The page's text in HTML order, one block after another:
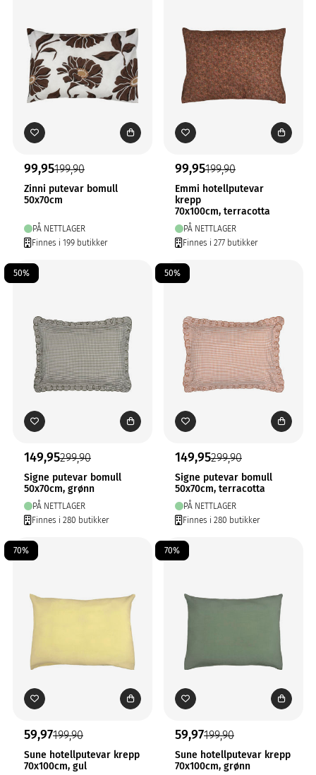
99,95199,90
Zinni putevar bomull
50x70cm
PÅ NETTLAGER
Finnes i 199 butikker
99,95199,90
Emmi hotellputevar
krepp
70x100cm, terracotta
PÅ NETTLAGER
Finnes i 277 butikker
50%
149,95299,90
Signe putevar bomull
50x70cm, grønn
PÅ NETTLAGER
Finnes i 280 butikker
50%
149,95299,90
Signe putevar bomull
50x70cm, terracotta
PÅ NETTLAGER
Finnes i 280 butikker
70%
59,97199,90
Sune hotellputevar krepp
70x100cm, gul
70%
59,97199,90
Sune hotellputevar krepp
70x100cm, grønn